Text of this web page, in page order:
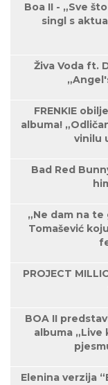
Boa II - „Sve
singl s
Živa Voda ft.
FRENKIE
albuma!
vinilu
Bad Red
„Ne dam na
Tomašević
PROJECT
BOA II
albuma „Live
Elenina verzija